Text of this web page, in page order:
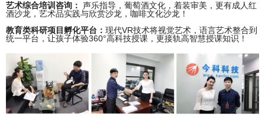
艺术综合培训咨询： 声乐指导，葡萄酒文化，着装审美，更有成人红
酒沙龙，艺术品实践与欣赏沙龙，咖啡文化沙龙！
教育类科研项目孵化平台： 现代VR技术将视觉艺术，语言艺术整合到
统一平台，让孩子体验360°高科技授课，更接轨高智慧授课知识！